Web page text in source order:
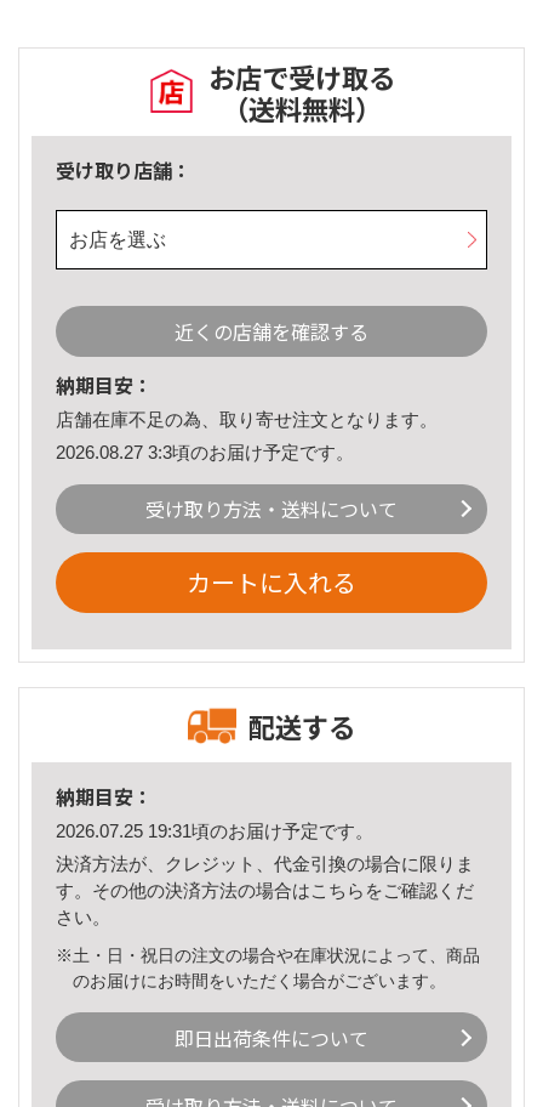
お店で受け取る
（送料無料）
受け取り店舗：
お店を選ぶ
近くの店舗を確認する
納期目安：
店舗在庫不足の為、取り寄せ注文となります。
2026.08.27 3:3頃のお届け予定です。
受け取り方法・送料について
カートに入れる
配送する
納期目安：
2026.07.25 19:31頃のお届け予定です。
決済方法が、クレジット、代金引換の場合に限りま
す。その他の決済方法の場合はこちら をご確認くだ
さい。
※土・日・祝日の注文の場合や在庫状況によって、商品
のお届けにお時間をいただく場合がございます。
即日出荷条件について